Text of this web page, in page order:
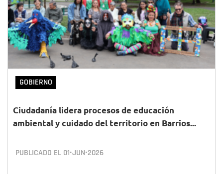
GOBIERNO
Ciudadanía lidera procesos de educación
ambiental y cuidado del territorio en Barrios...
PUBLICADO EL 01•JUN•2026